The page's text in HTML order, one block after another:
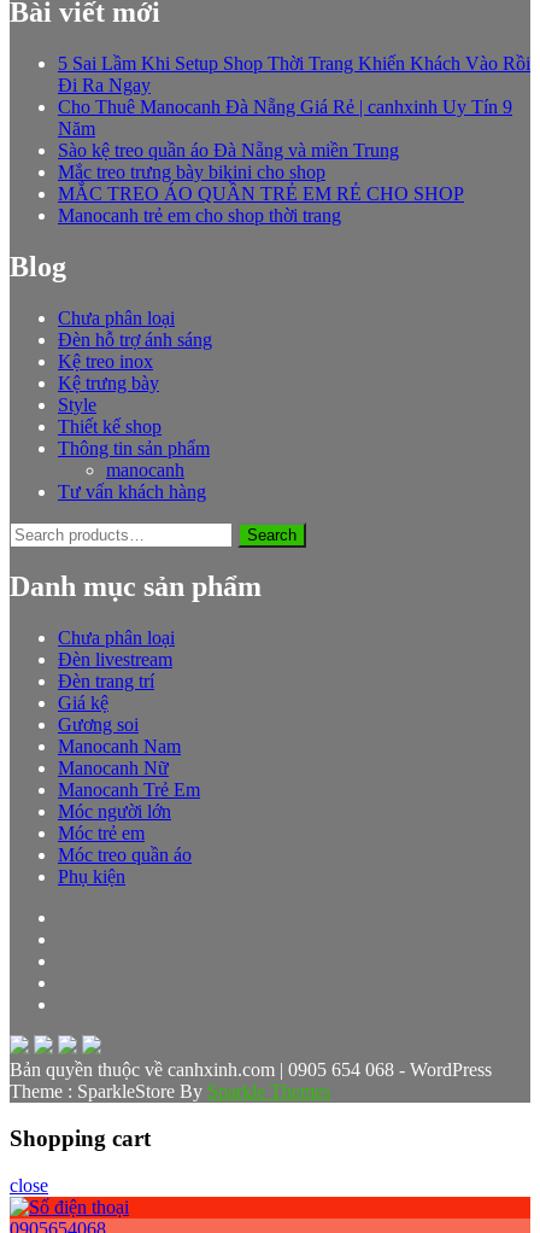
Bài viết mới
5 Sai Lầm Khi Setup Shop Thời Trang Khiến Khách Vào Rồi
Đi Ra Ngay
Cho Thuê Manocanh Đà Nẵng Giá Rẻ | canhxinh Uy Tín 9
Năm
Sào kệ treo quần áo Đà Nẵng và miền Trung
Mắc treo trưng bày bikini cho shop
MẮC TREO ÁO QUẦN TRẺ EM RẺ CHO SHOP
Manocanh trẻ em cho shop thời trang
Blog
Chưa phân loại
Đèn hỗ trợ ánh sáng
Kệ treo inox
Kệ trưng bày
Style
Thiết kế shop
Thông tin sản phẩm
manocanh
Tư vấn khách hàng
Search
for:
Search
Danh mục sản phẩm
Chưa phân loại
Đèn livestream
Đèn trang trí
Giá kệ
Gương soi
Manocanh Nam
Manocanh Nữ
Manocanh Trẻ Em
Móc người lớn
Móc trẻ em
Móc treo quần áo
Phụ kiện
Bản quyền thuộc về canhxinh.com | 0905 654 068 - WordPress
Theme : SparkleStore By Sparkle Themes
Shopping cart
close
0905654068